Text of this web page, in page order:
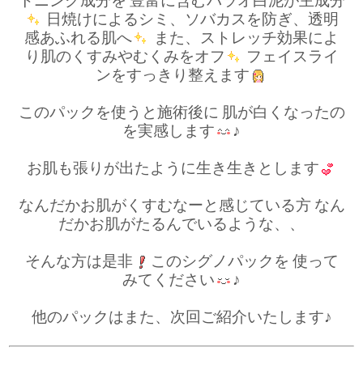
日焼けによるシミ、ソバカスを防ぎ、透明
感あふれる肌へ
また、ストレッチ効果によ
り肌のくすみやむくみをオフ
フェイスライ
ンをすっきり整えます
このパックを使うと施術後に 肌が白くなったの
を実感します
♪
お肌も張りが出たように生き生きとします
なんだかお肌がくすむなーと感じている方 なん
だかお肌がたるんでいるような、、
そんな方は是非 このシグノパックを 使って
みてください
♪
他のパックはまた、次回ご紹介いたします♪